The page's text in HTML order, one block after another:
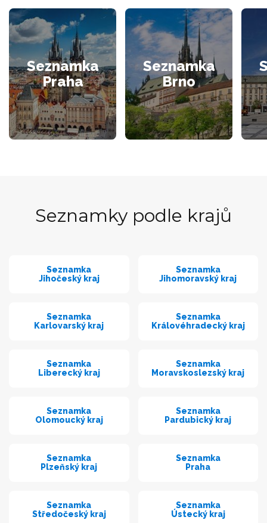
Seznamka
Praha
Seznamka
Brno
Seznamky podle krajů
Seznamka
Jihočeský kraj
Seznamka
Jihomoravský kraj
Seznamka
Karlovarský kraj
Seznamka
Královéhradecký kraj
Seznamka
Liberecký kraj
Seznamka
Moravskoslezský kraj
Seznamka
Olomoucký kraj
Seznamka
Pardubický kraj
Seznamka
Plzeňský kraj
Seznamka
Praha
Seznamka
Středočeský kraj
Seznamka
Ústecký kraj